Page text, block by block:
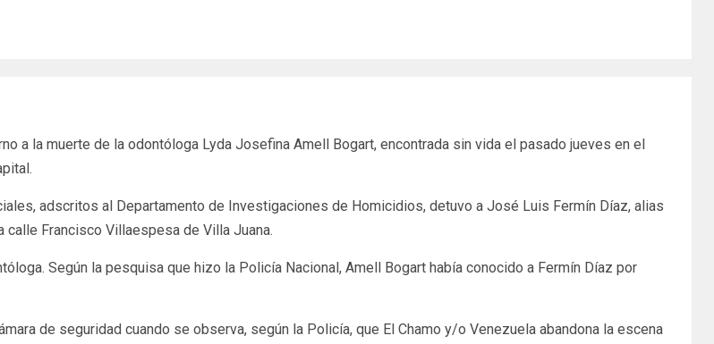
a la muerte de la odontóloga Lyda Josefina Amell Bogart, encontrada sin vida el pasado jueves en el
adscritos al Departamento de Investigaciones de Homicidios, detuvo a José Luis Fermín Díaz, alias
calle Francisco Villaespesa de Villa Juana.
Según la pesquisa que hizo la Policía Nacional, Amell Bogart había conocido a Fermín Díaz por
de seguridad cuando se observa, según la Policía, que El Chamo y/o Venezuela abandona la escena